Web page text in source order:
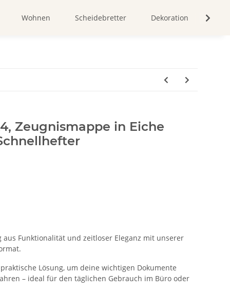
Wohnen Scheidebretter Dekoration
Zeugnismappe in Eiche
Funktionalität und zeitloser Eleganz mit unserer
Lösung, um deine wichtigen Dokumente
– ideal für den täglichen Gebrauch im Büro oder